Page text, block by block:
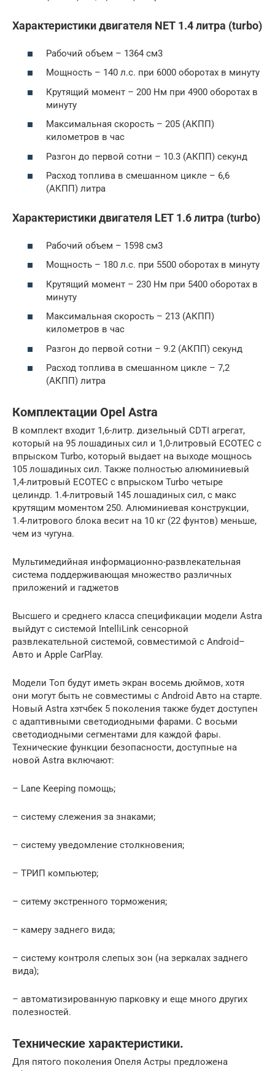
Характеристики двигателя NET 1.4 литра (turbo)
Рабочий объем – 1364 см3
Мощность – 140 л.с. при 6000 оборотах в минуту
Крутящий момент – 200 Нм при 4900 оборотах в
минуту
Максимальная скорость – 205 (АКПП)
километров в час
Разгон до первой сотни – 10.3 (АКПП) секунд
Расход топлива в смешанном цикле – 6,6
(АКПП) литра
Характеристики двигателя LET 1.6 литра (turbo)
Рабочий объем – 1598 см3
Мощность – 180 л.с. при 5500 оборотах в минуту
Крутящий момент – 230 Нм при 5400 оборотах в
минуту
Максимальная скорость – 213 (АКПП)
километров в час
Разгон до первой сотни – 9.2 (АКПП) секунд
Расход топлива в смешанном цикле – 7,2
(АКПП) литра
Комплектации Opel Astra
В комплект входит 1,6-литр. дизельный CDTI агрегат,
который на 95 лошадиных сил и 1,0-литровый ECOTEC с
впрыском Turbo, который выдает на выходе мощнось
105 лошадиных сил. Также полностью алюминиевый
1,4-литровый ECOTEC с впрыском Turbo четыре
целиндр. 1.4-литровый 145 лошадиных сил, с макс
крутящим моментом 250. Алюминиевая конструкции,
1.4-литрового блока весит на 10 кг (22 фунтов) меньше,
чем из чугуна.
Мультимедийная информационно-развлекательная
система поддерживающая множество различных
приложений и гаджетов
Высшего и среднего класса спецификации модели Astra
выйдут с системой IntelliLink сенсорной
развлекательной системой, совместимой с Android–
Авто и Apple CarPlay.
Модели Топ будут иметь экран восемь дюймов, хотя
они могут быть не совместимы с Android Авто на старте.
Новый Astra хэтчбек 5 поколения также будет доступен
с адаптивными светодиодными фарами. С восьми
светодиодными сегментами для каждой фары.
Технические функции безопасности, доступные на
новой Astra включают:
– Lane Keeping помощь;
– систему слежения за знаками;
– систему уведомление столкновения;
– ТРИП компьютер;
– ситему экстренного торможения;
– камеру заднего вида;
– систему контроля слепых зон (на зеркалах заднего
вида);
– автоматизированную парковку и еще много других
полезностей.
Технические характеристики.
Для пятого поколения Опеля Астры предложена